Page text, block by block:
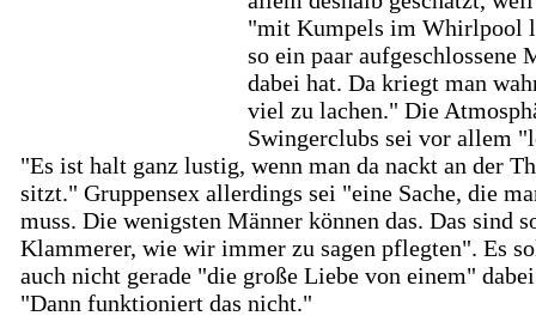
"mit Kumpels im Whirlpool
so ein paar aufgeschlossene
dabei hat. Da kriegt man
viel zu lachen." Die
Swingerclubs sei vor allem
"Es ist halt ganz lustig, wenn man da nackt an der
sitzt." Gruppensex allerdings sei "eine Sache, die
muss. Die wenigsten Männer können das. Das sind
Klammerer, wie wir immer zu sagen pflegten". Es
auch nicht gerade "die große Liebe von einem"
"Dann funktioniert das nicht."